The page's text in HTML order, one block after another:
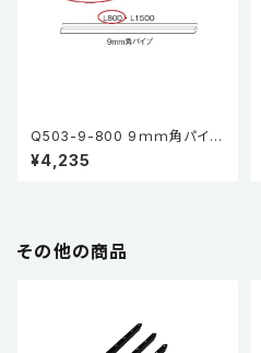
Q503-9-800 9ｍｍ角パイプ
L800
¥4,235
その他の商品